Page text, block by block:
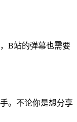
B站的弹幕也需要
。不论你是想分享